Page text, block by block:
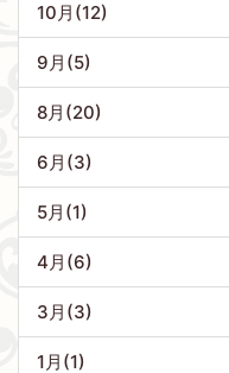
10月(12)
9月(5)
8月(20)
6月(3)
5月(1)
4月(6)
3月(3)
1月(1)